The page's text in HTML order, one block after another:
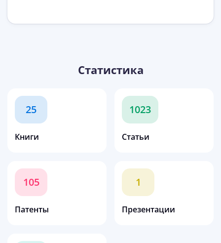
Статистика
25
Книги
1023
Статьи
105
Патенты
1
Презентации